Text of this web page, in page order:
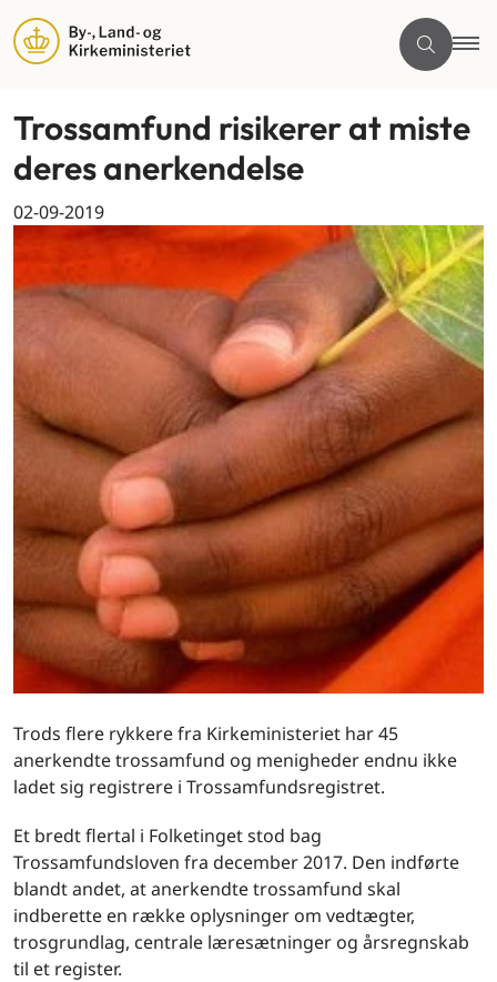
Trossamfund risikerer at miste
deres anerkendelse
02-09-2019
Trods flere rykkere fra Kirkeministeriet har 45
anerkendte trossamfund og menigheder endnu ikke
ladet sig registrere i Trossamfundsregistret.
Et bredt flertal i Folketinget stod bag
Trossamfundsloven fra december 2017. Den indførte
blandt andet, at anerkendte trossamfund skal
indberette en række oplysninger om vedtægter,
trosgrundlag, centrale læresætninger og årsregnskab
til et register.